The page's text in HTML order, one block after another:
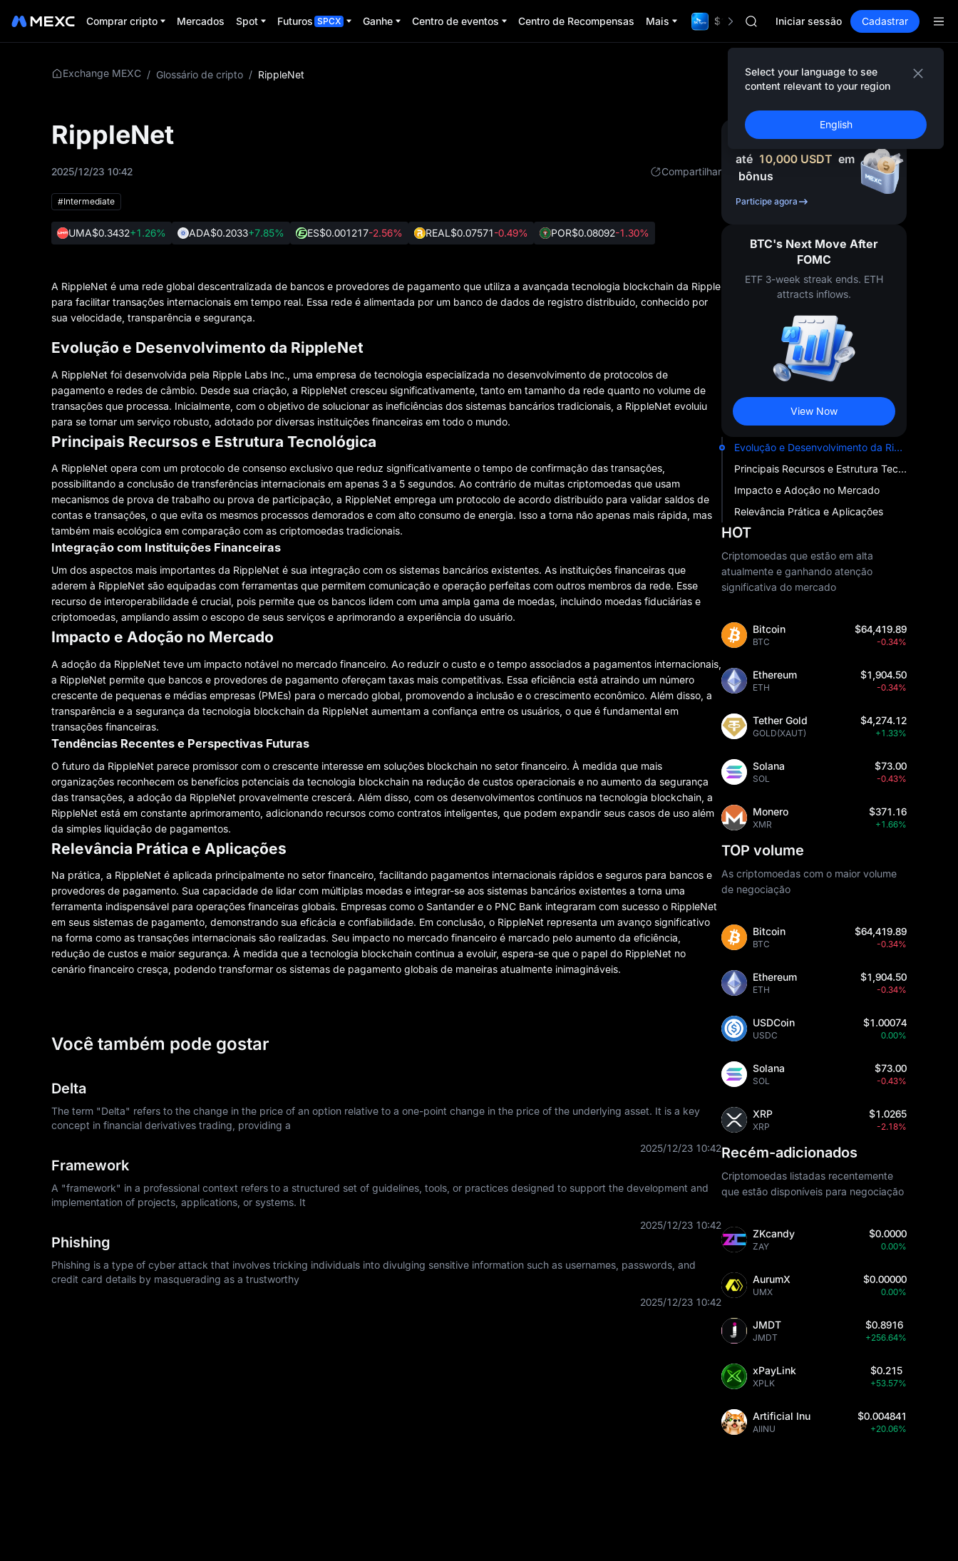
Comprar cripto Mercados Spot Futuros SPCX Ganhe Centro de eventos Centro de Recompensas Mais $1,000,000 TradFi Gala
ACE
UNITREE
Unitree Future Now Live
ACE
UNITREE
Unitree Future Now Live
Iniciar sessão Cadastrar
Select your language to see
content relevant to your region
English
Exchange MEXC / Glossário de cripto / RippleNet
RippleNet
2025/12/23 10:42 Compartilhar
#Intermediate
UMA$0.3432+1.26% ADA$0.2033+7.85% ES$0.001217-2.56% REAL$0.07571-0.49% POR$0.08092-1.30%
A RippleNet é uma rede global descentralizada de bancos e provedores de pagamento que utiliza a avançada tecnologia blockchain da Ripple
para facilitar transações internacionais em tempo real. Essa rede é alimentada por um banco de dados de registro distribuído, conhecido por
sua velocidade, transparência e segurança.
Evolução e Desenvolvimento da RippleNet
A RippleNet foi desenvolvida pela Ripple Labs Inc., uma empresa de tecnologia especializada no desenvolvimento de protocolos de
pagamento e redes de câmbio. Desde sua criação, a RippleNet cresceu significativamente, tanto em tamanho da rede quanto no volume de
transações que processa. Inicialmente, com o objetivo de solucionar as ineficiências dos sistemas bancários tradicionais, a RippleNet evoluiu
para se tornar um serviço robusto, adotado por diversas instituições financeiras em todo o mundo.
Principais Recursos e Estrutura Tecnológica
A RippleNet opera com um protocolo de consenso exclusivo que reduz significativamente o tempo de confirmação das transações,
possibilitando a conclusão de transferências internacionais em apenas 3 a 5 segundos. Ao contrário de muitas criptomoedas que usam
mecanismos de prova de trabalho ou prova de participação, a RippleNet emprega um protocolo de acordo distribuído para validar saldos de
contas e transações, o que evita os mesmos processos demorados e com alto consumo de energia. Isso a torna não apenas mais rápida, mas
também mais ecológica em comparação com as criptomoedas tradicionais.
Integração com Instituições Financeiras
Um dos aspectos mais importantes da RippleNet é sua integração com os sistemas bancários existentes. As instituições financeiras que
aderem à RippleNet são equipadas com ferramentas que permitem comunicação e operação perfeitas com outros membros da rede. Esse
recurso de interoperabilidade é crucial, pois permite que os bancos lidem com uma ampla gama de moedas, incluindo moedas fiduciárias e
criptomoedas, ampliando assim o escopo de seus serviços e aprimorando a experiência do usuário.
Impacto e Adoção no Mercado
A adoção da RippleNet teve um impacto notável no mercado financeiro. Ao reduzir o custo e o tempo associados a pagamentos internacionais,
a RippleNet permite que bancos e provedores de pagamento ofereçam taxas mais competitivas. Essa eficiência está atraindo um número
crescente de pequenas e médias empresas (PMEs) para o mercado global, promovendo a inclusão e o crescimento econômico. Além disso, a
transparência e a segurança da tecnologia blockchain da RippleNet aumentam a confiança entre os usuários, o que é fundamental em
transações financeiras.
Tendências Recentes e Perspectivas Futuras
O futuro da RippleNet parece promissor com o crescente interesse em soluções blockchain no setor financeiro. À medida que mais
organizações reconhecem os benefícios potenciais da tecnologia blockchain na redução de custos operacionais e no aumento da segurança
das transações, a adoção da RippleNet provavelmente crescerá. Além disso, com os desenvolvimentos contínuos na tecnologia blockchain, a
RippleNet está em constante aprimoramento, adicionando recursos como contratos inteligentes, que podem expandir seus casos de uso além
da simples liquidação de pagamentos.
Relevância Prática e Aplicações
Na prática, a RippleNet é aplicada principalmente no setor financeiro, facilitando pagamentos internacionais rápidos e seguros para bancos e
provedores de pagamento. Sua capacidade de lidar com múltiplas moedas e integrar-se aos sistemas bancários existentes a torna uma
ferramenta indispensável para operações financeiras globais. Empresas como o Santander e o PNC Bank integraram com sucesso o RippleNet
em seus sistemas de pagamento, demonstrando sua eficácia e confiabilidade. Em conclusão, o RippleNet representa um avanço significativo
na forma como as transações internacionais são realizadas. Seu impacto no mercado financeiro é marcado pelo aumento da eficiência,
redução de custos e maior segurança. À medida que a tecnologia blockchain continua a evoluir, espera-se que o papel do RippleNet no
cenário financeiro cresça, podendo transformar os sistemas de pagamento globais de maneiras atualmente inimagináveis.
Você também pode gostar
Delta
The term "Delta" refers to the change in the price of an option relative to a one-point change in the price of the underlying asset. It is a key
concept in financial derivatives trading, providing a
2025/12/23 10:42
Framework
A "framework" in a professional context refers to a structured set of guidelines, tools, or practices designed to support the development and
implementation of projects, applications, or systems. It
2025/12/23 10:42
Phishing
Phishing is a type of cyber attack that involves tricking individuals into divulging sensitive information such as usernames, passwords, and
credit card details by masquerading as a trustworthy
2025/12/23 10:42
Cadastre-se e receba
até 10,000 USDT em
bônus
Participe agora
BTC's Next Move After
FOMC
ETF 3-week streak ends. ETH
attracts inflows.
View Now
Evolução e Desenvolvimento da RippleNet
Principais Recursos e Estrutura Tecnológica
Impacto e Adoção no Mercado
Relevância Prática e Aplicações
HOT
Criptomoedas que estão em alta
atualmente e ganhando atenção
significativa do mercado
Bitcoin
BTC
$64,419.89
-0.34%
Ethereum
ETH
$1,904.50
-0.34%
Tether Gold
GOLD(XAUT)
$4,274.12
+1.33%
Solana
SOL
$73.00
-0.43%
Monero
XMR
$371.16
+1.66%
TOP volume
As criptomoedas com o maior volume
de negociação
Bitcoin
BTC
$64,419.89
-0.34%
Ethereum
ETH
$1,904.50
-0.34%
USDCoin
USDC
$1.00074
0.00%
Solana
SOL
$73.00
-0.43%
XRP
XRP
$1.0265
-2.18%
Recém-adicionados
Criptomoedas listadas recentemente
que estão disponíveis para negociação
ZKcandy
ZAY
$0.0000
0.00%
AurumX
UMX
$0.00000
0.00%
JMDT
JMDT
$0.8916
+256.64%
xPayLink
XPLK
$0.215
+53.57%
Artificial Inu
AIINU
$0.004841
+20.06%